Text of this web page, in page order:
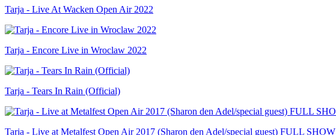
Tarja - Live At Wacken Open Air 2022
Tarja - Encore Live in Wroclaw 2022
Tarja - Tears In Rain (Official)
Tarja - Live at Metalfest Open Air 2017 (Sharon den Adel/special guest) FULL SHOW